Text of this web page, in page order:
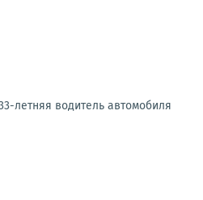
летняя водитель автомобиля